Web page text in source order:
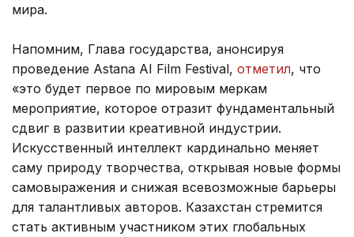
мира.
Напомним, Глава государства, анонсируя
проведение Astana AI Film Festival, отметил, что
«это будет первое по мировым меркам
мероприятие, которое отразит фундаментальный
сдвиг в развитии креативной индустрии.
Искусственный интеллект кардинально меняет
саму природу творчества, открывая новые формы
самовыражения и снижая всевозможные барьеры
для талантливых авторов. Казахстан стремится
стать активным участником этих глобальных